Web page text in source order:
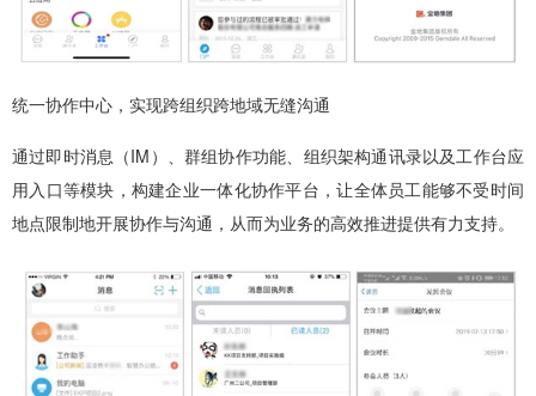
统一协作中心，实现跨组织跨地域无缝沟通
通过即时消息（IM）、群组协作功能、组织架构通讯录以及工作台应
用入口等模块，构建企业一体化协作平台，让全体员工能够不受时间
地点限制地开展协作与沟通，从而为业务的高效推进提供有力支持。